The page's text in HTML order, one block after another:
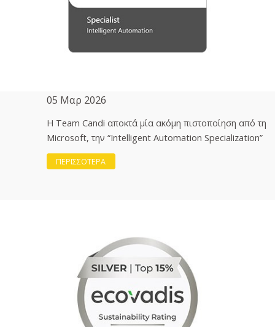
05 Μαρ 2026
H Team Candi αποκτά μία ακόμη πιστοποίηση από τη
Microsoft, την “Intelligent Automation Specialization”
ΠΕΡΙΣΣΟΤΕΡΑ